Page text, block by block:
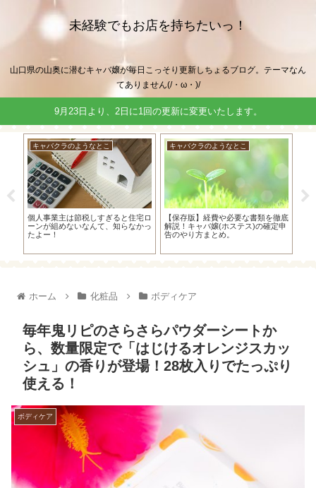
未経験でもお店を持ちたいっ！
山口県の山奥に潜むキャバ嬢が毎日こっそり更新しちょるブログ。テーマなん
てありません(/・ω・)/
9月23日より、2日に1回の更新に変更いたします。
キャバクラのようなとこ
【保存版】経費や必要な書類を徹底
解説！キャバ嬢(ホステス)の確定申
告のやり方まとめ。
キャバクラのようなとこ
キャバ嬢の私が確定申告をする時
に、青色申告よりも白色申告をおス
スメする理由！
ホーム 化粧品 ボディケア
毎年鬼リピのさらさらパウダーシートか
ら、数量限定で「はじけるオレンジスカッ
シュ」の香りが登場！28枚入りでたっぷり
使える！
ボディケア